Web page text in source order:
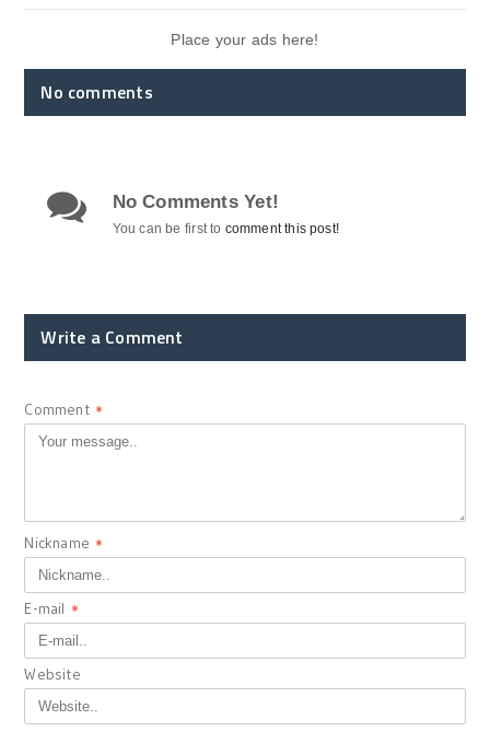
Place your ads here!
No comments
No Comments Yet!
You can be first to comment this post!
Write a Comment
Comment *
Nickname *
E-mail *
Website